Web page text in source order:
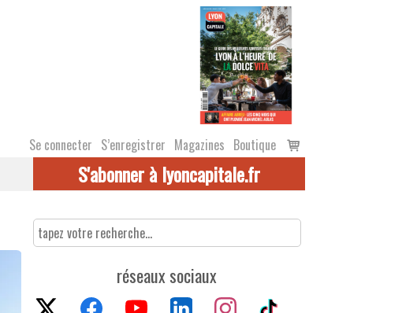
Se connecter S’enregistrer Magazines Boutique
Voir
le
S'abonner à lyoncapitale.fr
réseaux sociaux